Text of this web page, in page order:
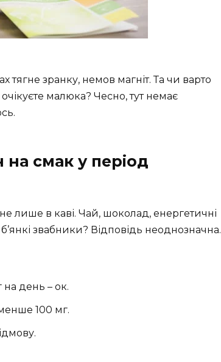
тягне зранку, немов магніт. Та чи варто
малюка? Чесно, тут немає
на смак у період
лише в каві. Чай, шоколад, енергетичні
звабники? Відповідь неоднозначна.
день – ок.
100 мг.